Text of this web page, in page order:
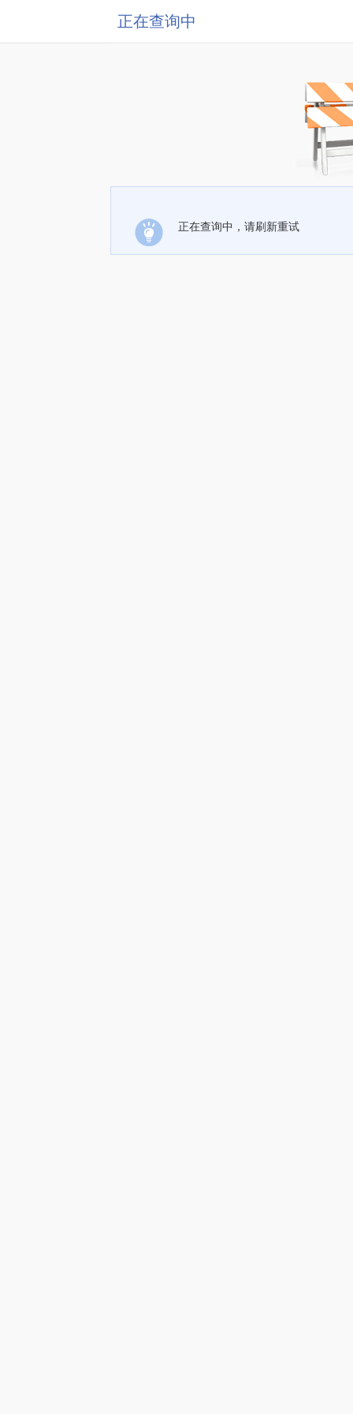
正在查询中
正在查询中，请刷新重试